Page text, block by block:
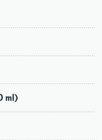
ml)